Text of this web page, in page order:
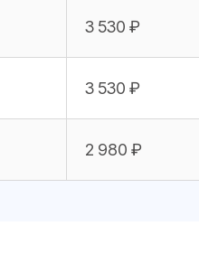
3 530 ₽
3 530 ₽
2 980 ₽